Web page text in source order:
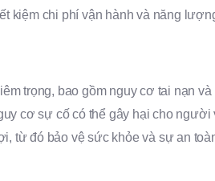
kiệm chi phí vận hành và năng
trọng, bao gồm nguy cơ tai nạn
cơ sự cố có thể gây hại cho
từ đó bảo vệ sức khỏe và sự an